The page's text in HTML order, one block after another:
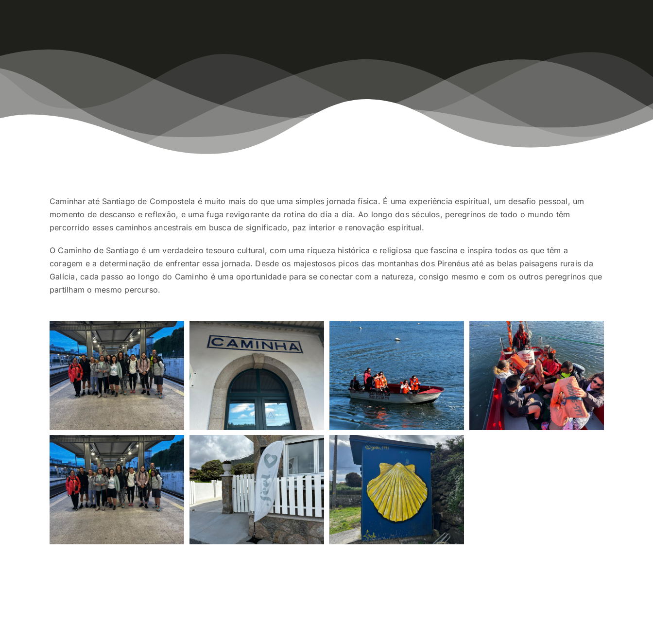
Caminhar até Santiago de Compostela é muito mais do que uma simples jornada física. É uma experiência espiritual, um desafio pessoal, um
momento de descanso e reflexão, e uma fuga revigorante da rotina do dia a dia. Ao longo dos séculos, peregrinos de todo o mundo têm
percorrido esses caminhos ancestrais em busca de significado, paz interior e renovação espiritual.
O Caminho de Santiago é um verdadeiro tesouro cultural, com uma riqueza histórica e religiosa que fascina e inspira todos os que têm a
coragem e a determinação de enfrentar essa jornada. Desde os majestosos picos das montanhas dos Pirenéus até as belas paisagens rurais da
Galícia, cada passo ao longo do Caminho é uma oportunidade para se conectar com a natureza, consigo mesmo e com os outros peregrinos que
partilham o mesmo percurso.